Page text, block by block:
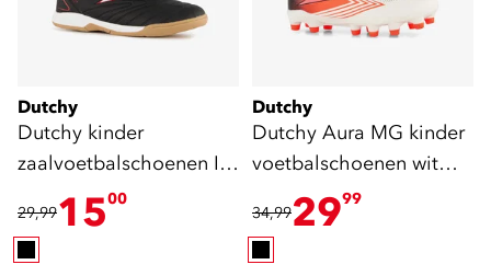
Dutchy
Dutchy kinder
zaalvoetbalschoenen IC
29,991500
Dutchy
Dutchy Aura MG kinder
voetbalschoenen wit
oranje
34,992999